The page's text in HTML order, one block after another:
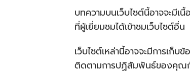
บทความบนเว็บไซต์นี้อาจจะมี
ที่ผู้เยี่ยมชมได้เข้าชมเว็บไซต์อื่น
เว็บไซต์เหล่านี้อาจจะมีการเ
ติดตามการปฏิสัมพันธ์ของคุณกั